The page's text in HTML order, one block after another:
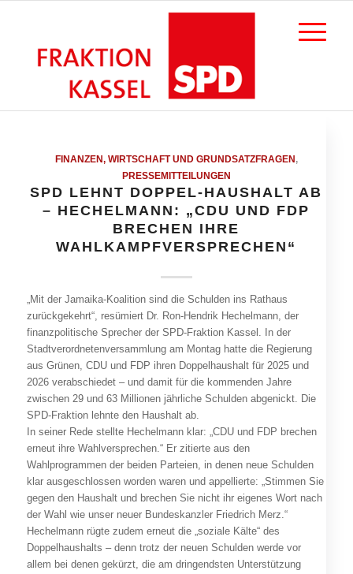
FINANZEN, WIRTSCHAFT UND GRUNDSATZFRAGEN,
PRESSEMITTEILUNGEN
SPD LEHNT DOPPEL-HAUSHALT AB
– HECHELMANN: „CDU UND FDP
BRECHEN IHRE
WAHLKAMPFVERSPRECHEN“
„Mit der Jamaika-Koalition sind die Schulden ins Rathaus
zurückgekehrt“, resümiert Dr. Ron-Hendrik Hechelmann, der
finanzpolitische Sprecher der SPD-Fraktion Kassel. In der
Stadtverordnetenversammlung am Montag hatte die Regierung
aus Grünen, CDU und FDP ihren Doppelhaushalt für 2025 und
2026 verabschiedet – und damit für die kommenden Jahre
zwischen 29 und 63 Millionen jährliche Schulden abgenickt. Die
SPD-Fraktion lehnte den Haushalt ab.
In seiner Rede stellte Hechelmann klar: „CDU und FDP brechen
erneut ihre Wahlversprechen.“ Er zitierte aus den
Wahlprogrammen der beiden Parteien, in denen neue Schulden
klar ausgeschlossen worden waren und appellierte: „Stimmen Sie
gegen den Haushalt und brechen Sie nicht ihr eigenes Wort nach
der Wahl wie unser neuer Bundeskanzler Friedrich Merz.“
Hechelmann rügte zudem erneut die „soziale Kälte“ des
Doppelhaushalts – denn trotz der neuen Schulden werde vor
allem bei denen gekürzt, die am dringendsten Unterstützung